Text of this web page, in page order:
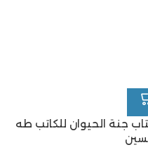
جنة الحيوان للكاتب طه